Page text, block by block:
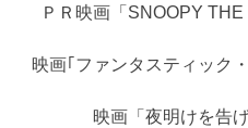
ＰＲ映画「SNOOPY
映画｢ファンタスティック
映画「夜明けを告